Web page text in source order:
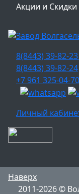
Акции и Скидки
8(8443) 39-82-
8(8443) 39-82-24
+7 961 325-04-70
Личный
Наверх
2011-2026 ©